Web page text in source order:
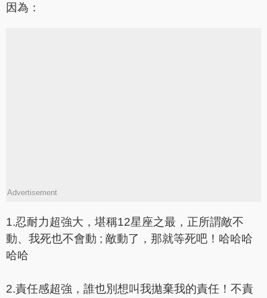
因為：
Advertisement
1.忍耐力超強大，堪稱12星座之最，正所謂敵不
動、我死也不會動 ; 敵動了，那就等死吧！哈哈哈
哈哈
2.責任感超強，誰也別想叫我拋棄我的責任！不責